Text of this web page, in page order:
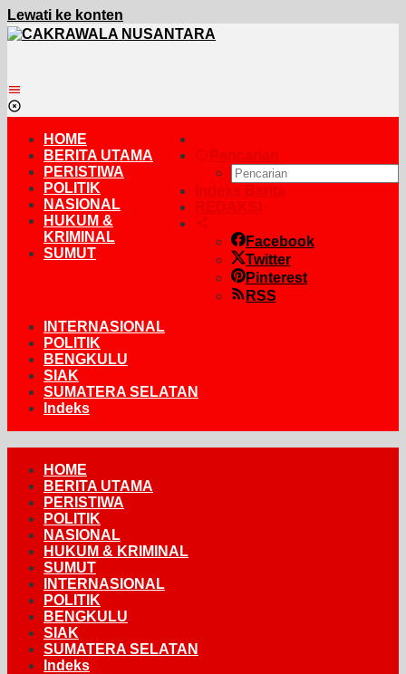
Lewati ke konten
Pencarian
Indeks Berita
REDAKSI
Facebook
Twitter
Pinterest
RSS
HOME
BERITA UTAMA
PERISTIWA
POLITIK
NASIONAL
HUKUM &
KRIMINAL
SUMUT
INTERNASIONAL
POLITIK
BENGKULU
SIAK
SUMATERA SELATAN
Indeks
HOME
BERITA UTAMA
PERISTIWA
POLITIK
NASIONAL
HUKUM & KRIMINAL
SUMUT
INTERNASIONAL
POLITIK
BENGKULU
SIAK
SUMATERA SELATAN
Indeks